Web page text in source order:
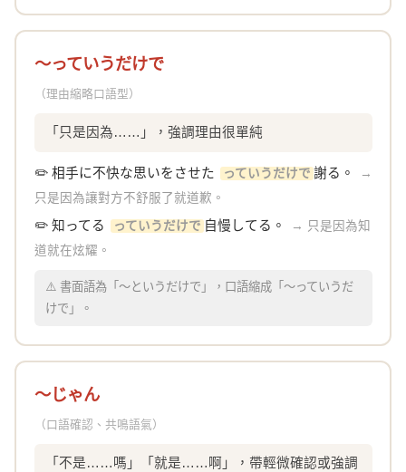
〜っていうだけで
（理由縮略口語型）
「只是因為……」，強調理由很單純
✏️ 相手に不快な思いをさせた っていうだけで 謝る。
→
只是因為讓對方不舒服了就道歉。
✏️ 知ってる っていうだけで 自慢してる。
→ 只是因為知
道就在炫耀。
⚠️ 書面語為「〜というだけで」，口語縮成「〜っていうだ
けで」。
〜じゃん
（口語確認、共鳴語氣）
「不是……嗎」「就是……啊」，帶輕微確認或強調